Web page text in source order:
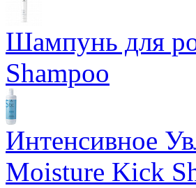
Шампунь для
Shampoo
Интенсивное
Moisture Kick